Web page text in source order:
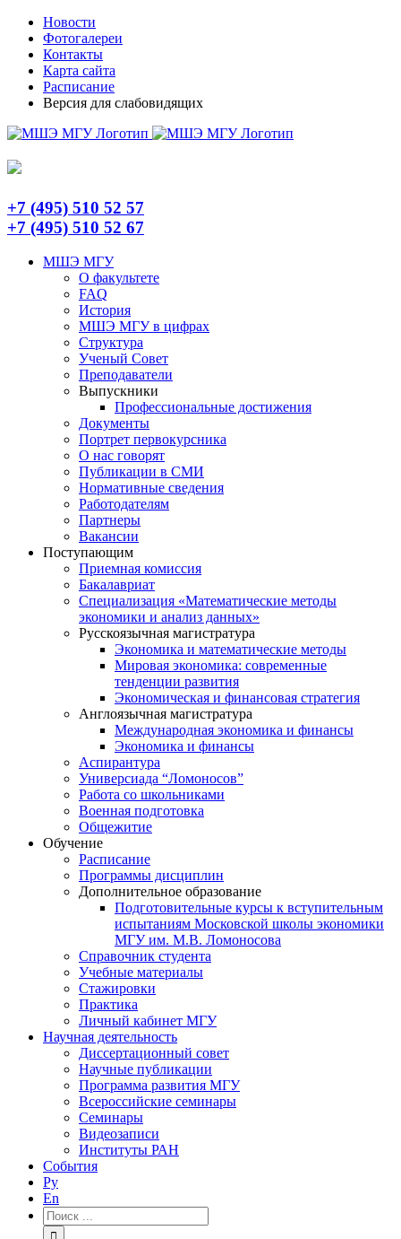
Skip
content
TelegramНовости
Фотогалереи
Контакты
Карта сайта
Расписание
Версия для слабовидящих
+7 (495) 510 52 57
+7 (495) 510 52 67
МШЭ МГУ
О факультете
FAQ
История
МШЭ МГУ в цифрах
Структура
Ученый Совет
Преподаватели
Выпускники
Профессиональные достижения
Документы
Портрет первокурсника
О нас говорят
Публикации в СМИ
Нормативные сведения
Работодателям
Партнеры
Вакансии
Поступающим
Приемная комиссия
Бакалавриат
Специализация «Математические методы
экономики и анализ данных»
Русскоязычная магистратура
Экономика и математические методы
Мировая экономика: современные
тенденции развития
Экономическая и финансовая стратегия
Англоязычная магистратура
Международная экономика и финансы
Экономика и финансы
Аспирантура
Универсиада “Ломоносов”
Работа со школьниками
Военная подготовка
Общежитие
Обучение
Расписание
Программы дисциплин
Дополнительное образование
Подготовительные курсы к вступительным
испытаниям Московской школы экономики
МГУ им. М.В. Ломоносова
Справочник студента
Учебные материалы
Стажировки
Практика
Личный кабинет МГУ
Научная деятельность
Диссертационный совет
Научные публикации
Программа развития МГУ
Всероссийские семинары
Семинары
Видеозаписи
Институты РАН
События
Ру
En
Результат
поиска: